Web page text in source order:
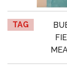
TAG